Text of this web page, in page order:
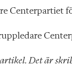
Centerpartiet
Det är